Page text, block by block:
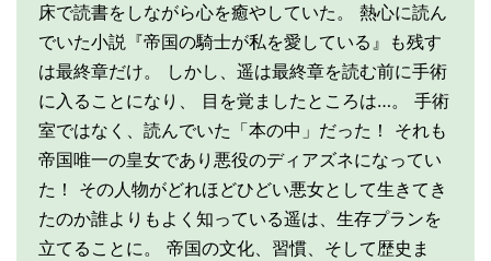
床で読書をしながら心を癒やしていた。 熱心に読ん
でいた小説『帝国の騎士が私を愛している』も残す
は最終章だけ。 しかし、遥は最終章を読む前に手術
に入ることになり、 目を覚ましたところは…。 手術
室ではなく、読んでいた「本の中」だった！ それも
帝国唯一の皇女であり悪役のディアズネになってい
た！ その人物がどれほどひどい悪女として生きてき
たのか誰よりもよく知っている遥は、生存プランを
立てることに。 帝国の文化、習慣、そして歴史ま